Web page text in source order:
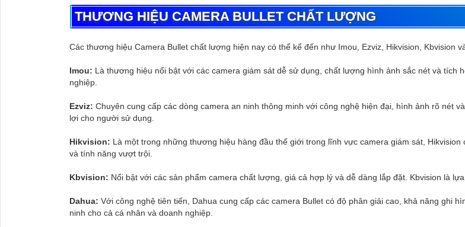
THƯƠNG HIỆU CAMERA BULLET CHẤT LƯỢNG
Các thương hiệu Camera Bullet chất lượng hiện nay có thể kể đến như Imou, Ezviz, Hikvision, Kbvision
Imou: Là thương hiệu nổi bật với các camera giám sát dễ sử dụng, chất lượng hình ảnh sắc nét và tích
nghiệp.
Ezviz: Chuyên cung cấp các dòng camera an ninh thông minh với công nghệ hiện đại, hình ảnh rõ nét
lợi cho người sử dụng.
Hikvision: Là một trong những thương hiệu hàng đầu thế giới trong lĩnh vực camera giám sát,
và tính năng vượt trội.
Kbvision: Nổi bật với các sản phẩm camera chất lượng, giá cả hợp lý và dễ dàng lắp đặt. Kbvision là
Dahua: Với công nghệ tiên tiến, Dahua cung cấp các camera Bullet có độ phân giải cao, khả năng ghi
ninh cho cả cá nhân và doanh nghiệp.